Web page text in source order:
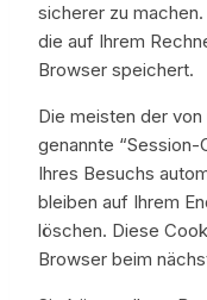
sicherer zu
die auf Ihrem
Browser speichert.
Die meisten der
genannte “Session-
Ihres Besuchs
bleiben auf Ihrem
löschen. Diese
Browser beim